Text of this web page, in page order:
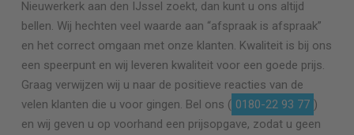
Nieuwerkerk aan den IJssel zoekt, dan kunt u ons altijd
bellen. Wij hechten veel waarde aan “afspraak is afspraak”
en het correct omgaan met onze klanten. Kwaliteit is bij ons
een speerpunt en wij leveren kwaliteit voor een goede prijs.
Graag verwijzen wij u naar de positieve reacties van de
velen klanten die u voor gingen. Bel ons ( 0180-22 93 77 )
en wij geven u op voorhand een prijsopgave, zodat u geen